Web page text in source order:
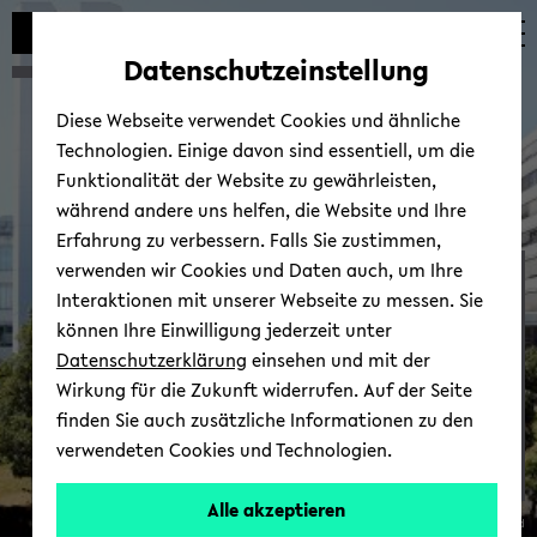
Automatische
vermeiden
zum
wechseln
zum
wechseln
zum
wechseln
Über das In­sti­tut
© Uni­ver­si­tät Bie­le­feld
Datenschutzeinstellung
Diese Webseite verwendet Cookies und ähnliche
Technologien. Einige davon sind essentiell, um die
Funktionalität der Website zu gewährleisten,
während andere uns helfen, die Website und Ihre
Erfahrung zu verbessern. Falls Sie zustimmen,
verwenden wir Cookies und Daten auch, um Ihre
Interaktionen mit unserer Webseite zu messen. Sie
können Ihre Einwilligung jederzeit unter
Datenschutzerklärung einsehen und mit der
Wirkung für die Zukunft widerrufen. Auf der Seite
finden Sie auch zusätzliche Informationen zu den
verwendeten Cookies und Technologien.
Alle akzeptieren